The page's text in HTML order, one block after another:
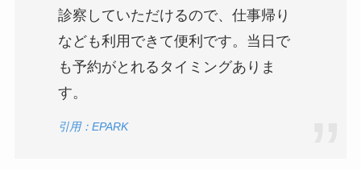
診察していただけるので、仕事帰り
なども利用できて便利です。当日で
も予約がとれるタイミングありま
す。
引用：EPARK